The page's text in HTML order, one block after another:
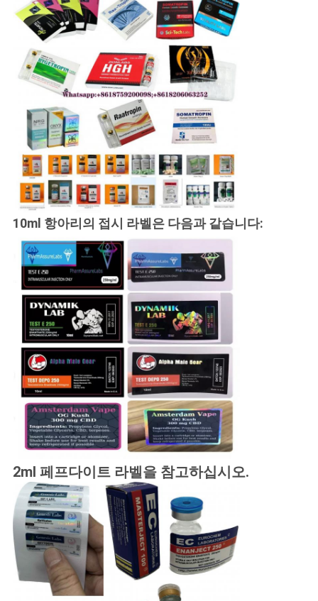
10ml 항아리의 접시 라벨은 다음과 같습니다:
2ml 페프다이트 라벨을 참고하십시오.